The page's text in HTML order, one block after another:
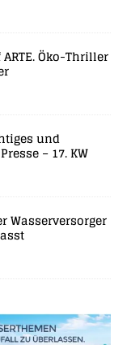
Öko-Thriller
und
– 17. KW
Wasserversorger